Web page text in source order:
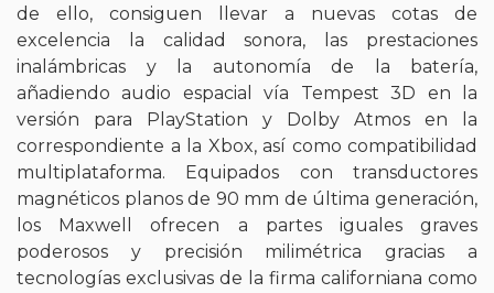
de ello, consiguen llevar a nuevas cotas de
excelencia la calidad sonora, las prestaciones
inalámbricas y la autonomía de la batería,
añadiendo audio espacial vía Tempest 3D en la
versión para PlayStation y Dolby Atmos en la
correspondiente a la Xbox, así como compatibilidad
multiplataforma. Equipados con transductores
magnéticos planos de 90 mm de última generación,
los Maxwell ofrecen a partes iguales graves
poderosos y precisión milimétrica gracias a
tecnologías exclusivas de la firma californiana como